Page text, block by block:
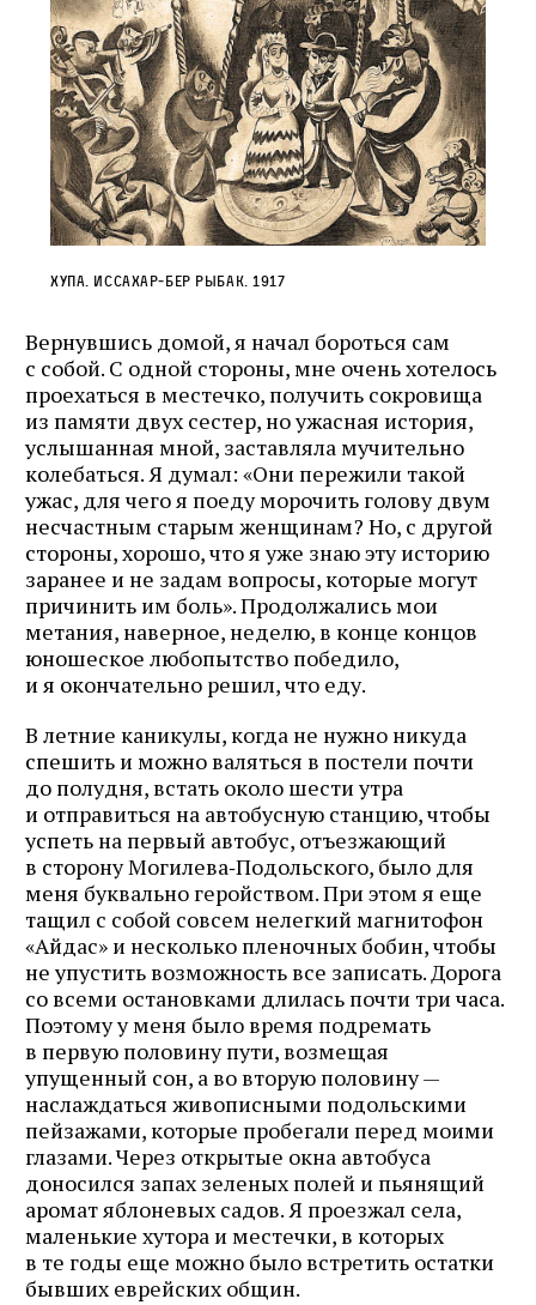
Хупа. Иссахар‑Бер Рыбак. 1917
Вернувшись домой, я начал бороться сам
с собой. С одной стороны, мне очень хотелось
проехаться в местечко, получить сокровища
из памяти двух сестер, но ужасная история,
услышанная мной, заставляла мучительно
колебаться. Я думал: «Они пережили такой
ужас, для чего я поеду морочить голову двум
несчастным старым женщинам? Но, с другой
стороны, хорошо, что я уже знаю эту историю
заранее и не задам вопросы, которые могут
причинить им боль». Продолжались мои
метания, наверное, неделю, в конце концов
юношеское любопытство победило,
и я окончательно решил, что еду.
В летние каникулы, когда не нужно никуда
спешить и можно валяться в постели почти
до полудня, встать около шести утра
и отправиться на автобусную станцию, чтобы
успеть на первый автобус, отъезжающий
в сторону Могилева‑Подольского, было для
меня буквально геройством. При этом я еще
тащил с собой совсем нелегкий магнитофон
«Айдас» и несколько пленочных бобин, чтобы
не упустить возможность все записать. Дорога
со всеми остановками длилась почти три часа.
Поэтому у меня было время подремать
в первую половину пути, возмещая
упущенный сон, а во вторую половину —
наслаждаться живописными подольскими
пейзажами, которые пробегали перед моими
глазами. Через открытые окна автобуса
доносился запах зеленых полей и пьянящий
аромат яблоневых садов. Я проезжал села,
маленькие хутора и местечки, в которых
в те годы еще можно было встретить остатки
бывших еврейских общин.